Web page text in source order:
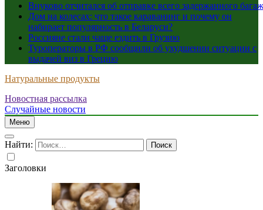
Внуково отчитался об отправке всего задержанного
Дом на колесах: что такое караванинг и почему он
набирает популярность в Беларуси?
Россияне стали чаще ездить в Грузию
Туроператоры в РФ сообщили об ухудшении ситуации с
выдачей виз в Грецию
Натуральные продукты
Новостная рассылка
Случайные новости
Меню
Найти:
Заголовки